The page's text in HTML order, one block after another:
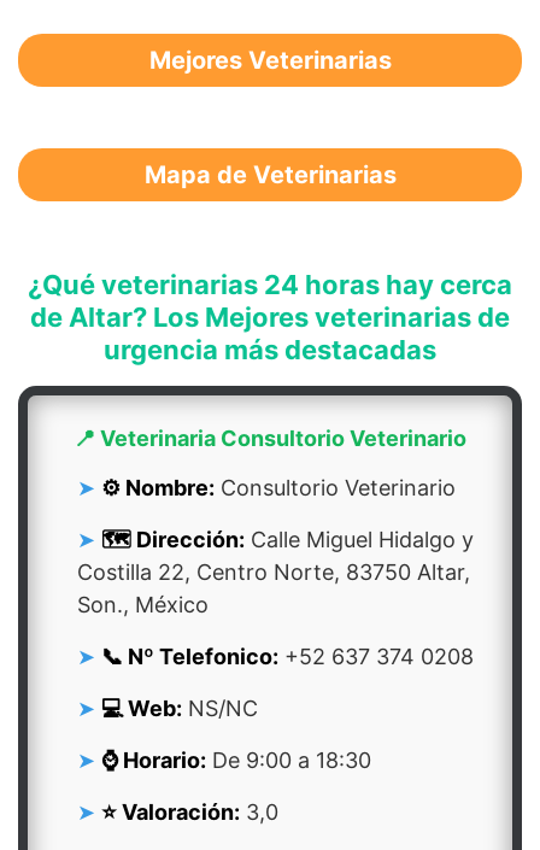
Mejores Veterinarias
Mapa de Veterinarias
¿Qué veterinarias 24 horas hay cerca
de Altar? Los Mejores veterinarias de
urgencia más destacadas
📍 Veterinaria Consultorio Veterinario
⚙️ Nombre: Consultorio Veterinario
🗺️ Dirección: Calle Miguel Hidalgo y
Costilla 22, Centro Norte, 83750 Altar,
Son., México
📞 Nº Telefonico: +52 637 374 0208
💻 Web: NS/NC
⌚ Horario: De 9:00 a 18:30
⭐ Valoración: 3,0